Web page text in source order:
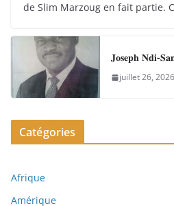
de Slim Marzoug en fait partie.
𝐉𝐨𝐬𝐞𝐩𝐡 𝐍𝐝𝐢-
juillet 26, 2026
Catégories
Afrique
Amérique